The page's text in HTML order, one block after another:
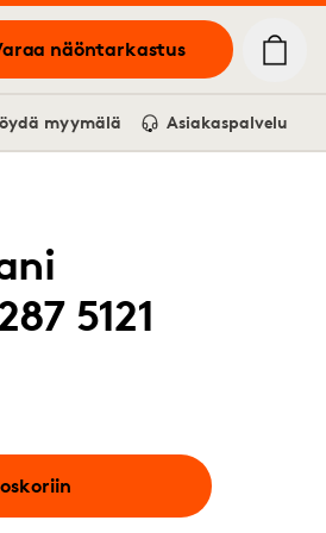
näöntarkastus
myymälä Asiakaspalvelu
5121